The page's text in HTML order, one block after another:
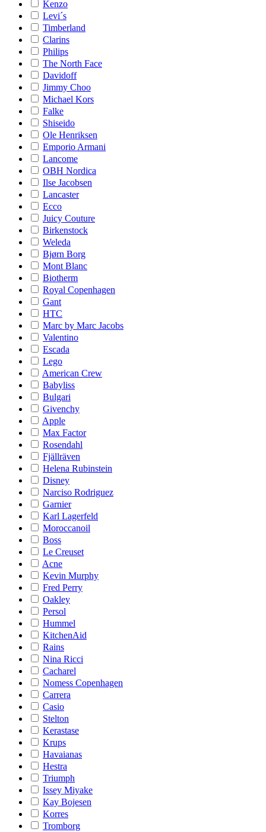
Kenzo
Levi´s
Timberland
Clarins
Philips
The North Face
Davidoff
Jimmy Choo
Michael Kors
Falke
Shiseido
Ole Henriksen
Emporio Armani
Lancome
OBH Nordica
Ilse Jacobsen
Lancaster
Ecco
Juicy Couture
Birkenstock
Weleda
Bjørn Borg
Mont Blanc
Biotherm
Royal Copenhagen
Gant
HTC
Marc by Marc Jacobs
Valentino
Escada
Lego
American Crew
Babyliss
Bulgari
Givenchy
Apple
Max Factor
Rosendahl
Fjällräven
Helena Rubinstein
Disney
Narciso Rodriguez
Garnier
Karl Lagerfeld
Moroccanoil
Boss
Le Creuset
Acne
Kevin Murphy
Fred Perry
Oakley
Persol
Hummel
KitchenAid
Rains
Nina Ricci
Cacharel
Nomess Copenhagen
Carrera
Casio
Stelton
Kerastase
Krups
Havaianas
Hestra
Triumph
Issey Miyake
Kay Bojesen
Korres
Tromborg